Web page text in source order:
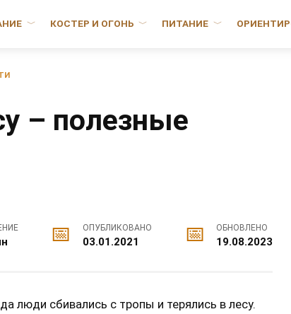
КОСТЕР И ОГОНЬ ПИТАНИЕ
– полезные
ОПУБЛИКОВАНО
03.01.2021
ОБНОВЛЕНО
19.08.2023
люди сбивались с тропы и терялись в лесу.